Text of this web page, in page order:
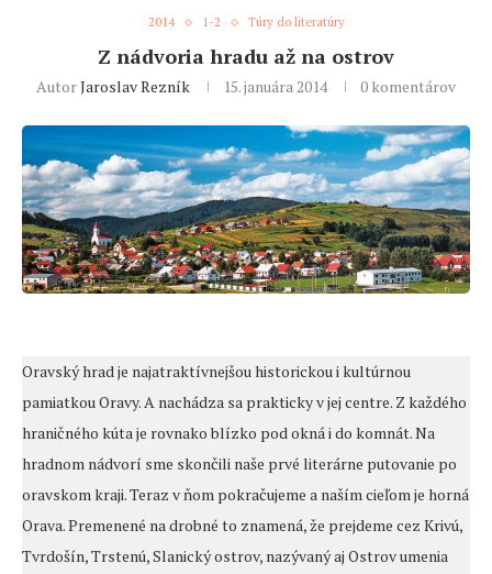
2014 1-2 Túry do literatúry
Z nádvoria hradu až na ostrov
AutorJaroslav Rezník 15. januára 2014 0 komentárov
Oravský hrad je najatraktívnejšou historickou i kultúrnou
pamiatkou Oravy. A nachádza sa prakticky v jej centre. Z každého
hraničného kúta je rovnako blízko pod okná i do komnát. Na
hradnom nádvorí sme skončili naše prvé literárne putovanie po
oravskom kraji. Teraz v ňom pokračujeme a naším cieľom je horná
Orava. Premenené na drobné to znamená, že prejdeme cez Krivú,
Tvrdošín, Trstenú, Slanický ostrov, nazývaný aj Ostrov umenia